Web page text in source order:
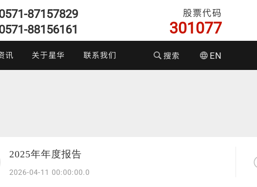
87157829
88156161
股票代码
301077
彩色反光面料
耐水洗反光布
反光织带
T恤执勤服
讯 关于星华 联系我们 搜索 EN
2025年年度报告
2026-04-11 00:00:00.0